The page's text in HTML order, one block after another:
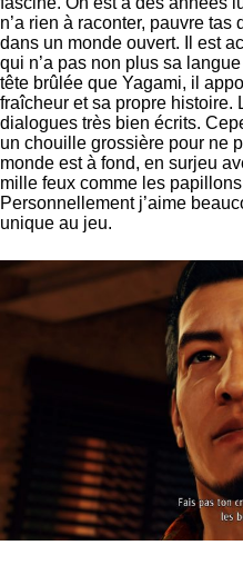
n’a rien à raconter, pauvre
dans un monde ouvert. Il est
qui n’a pas non plus sa
tête brûlée que Yagami, il
fraîcheur et sa propre histoire.
dialogues très bien écrits.
un chouille grossière pour ne
monde est à fond, en surjeu
mille feux comme les
Personnellement j’aime
unique au jeu.